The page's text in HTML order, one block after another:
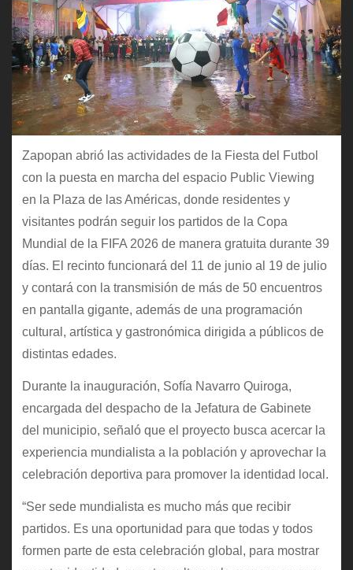
Zapopan abrió las actividades de la Fiesta del Futbol
con la puesta en marcha del espacio Public Viewing
en la Plaza de las Américas, donde residentes y
visitantes podrán seguir los partidos de la Copa
Mundial de la FIFA 2026 de manera gratuita durante 39
días. El recinto funcionará del 11 de junio al 19 de julio
y contará con la transmisión de más de 50 encuentros
en pantalla gigante, además de una programación
cultural, artística y gastronómica dirigida a públicos de
distintas edades.
Durante la inauguración, Sofía Navarro Quiroga,
encargada del despacho de la Jefatura de Gabinete
del municipio, señaló que el proyecto busca acercar la
experiencia mundialista a la población y aprovechar la
celebración deportiva para promover la identidad local.
“Ser sede mundialista es mucho más que recibir
partidos. Es una oportunidad para que todas y todos
formen parte de esta celebración global, para mostrar